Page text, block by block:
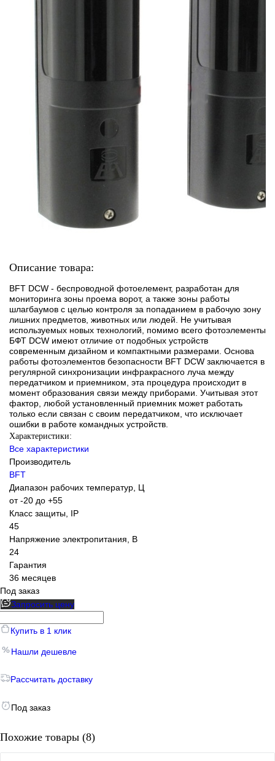
Описание товара:
BFT DCW - беспроводной фотоелемент, разработан для
мониторинга зоны проема ворот, а также зоны работы
шлагбаумов с целью контроля за попаданием в рабочую зону
лишних предметов, животных или людей. Не учитывая
используемых новых технологий, помимо всего фотоэлементы
БФТ DCW имеют отличие от подобных устройств
современным дизайном и компактными размерами. Основа
работы фотоэлементов безопасности BFT DCW заключается в
регулярной синхронизации инфракрасного луча между
передатчиком и приемником, эта процедура происходит в
момент образования связи между приборами. Учитывая этот
фактор, любой установленный приемник может работать
только если связан с своим передатчиком, что исключает
ошибки в работе командных устройств.
Характеристики:
Все характеристики
Производитель
BFT
Диапазон рабочих температур, Ц
от -20 до +55
Класс защиты, IP
45
Напряжение электропитания, В
24
Гарантия
36 месяцев
Под заказ
Запросить цену
Купить в 1 клик
Нашли дешевле
Рассчитать доставку
Под заказ
Похожие товары (8)